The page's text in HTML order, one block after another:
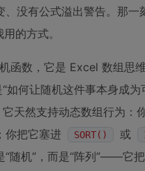
、没有公式溢出警告。那
的方式。
函数，它是 Excel 数组思
如何让随机这件事本身成
天然支持动态数组行为
你把它塞进
SORT() 或
“随机”，而是“阵列”——它